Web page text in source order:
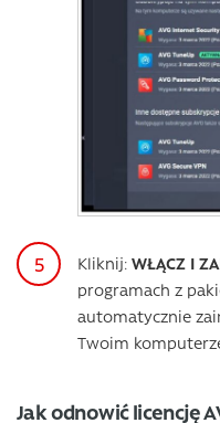
Kliknij: WŁĄCZ I
programach z
automatycznie
Twoim
Jak odnowić licencję